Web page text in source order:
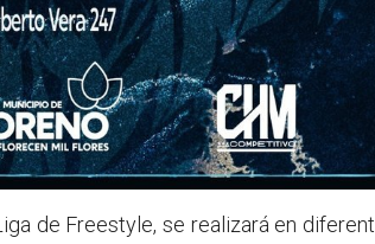
de Freestyle, se realizará en